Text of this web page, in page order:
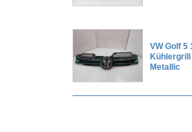
VW Golf 5
Metallic